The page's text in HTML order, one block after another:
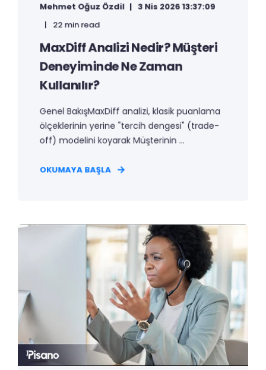
Mehmet Oğuz Özdil
3 Nis 2026 13:37:09
22 min read
MaxDiff Analizi Nedir? Müşteri
Deneyiminde Ne Zaman
Kullanılır?
Genel BakışMaxDiff analizi, klasik puanlama
ölçeklerinin yerine "tercih dengesi" (trade-
off) modelini koyarak Müşterinin ...
OKUMAYA BAŞLA